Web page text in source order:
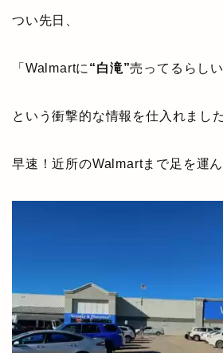
つい先日、
「Walmartに “白滝”売ってるらし
という衝撃的な情報を仕入れまし
早速！近所のWalmartまで足を運ん